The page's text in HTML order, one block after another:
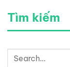
Tìm kiếm